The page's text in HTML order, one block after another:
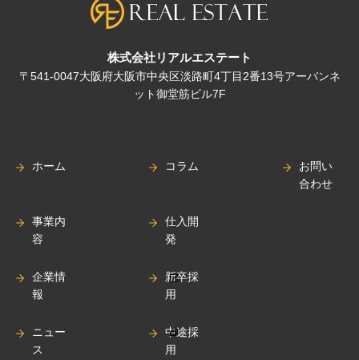
株式会社リアルエステート
〒541-0047大阪府大阪市中央区淡路町4丁目2番13号アーバンネ
ット御堂筋ビル7F
ホーム
事業内
容
企業情
報
ニュー
ス
コラム
仕入開
発
新卒採
用
中途採
用
お問い
合わせ